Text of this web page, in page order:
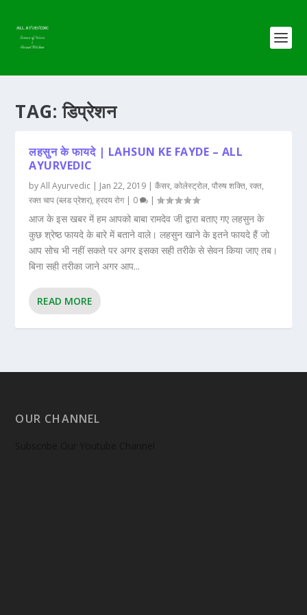
TAG:डिप्रेशन
लहसुन के फायदे | LAHSUN KE FAYDE – ALL
AYURVEDIC
byAll Ayurvedic | Jan 22, 2019 |कैंसर,कोलेस्ट्रोल,पौरुष शक्ति,रक्त,
रक्त चाप (ब्लड प्रेशर),ह्रदय रोग| 0 |
आज के इस खबर में हम आपको बाबा रामदेव जी द्वारा बताए गए लहसुन के
कुछ श्रेष्ठ फायदे के बारे में बताने वाले। लहसुन खाने के इतने फायदे हैं जो
आप सोच भी नहीं सकते पर अगर इसका सही तरीके से सेवन किया जाए तब।
बिना सही तरीका जाने अगर आप...
READ MORE
OUR CHANNEL